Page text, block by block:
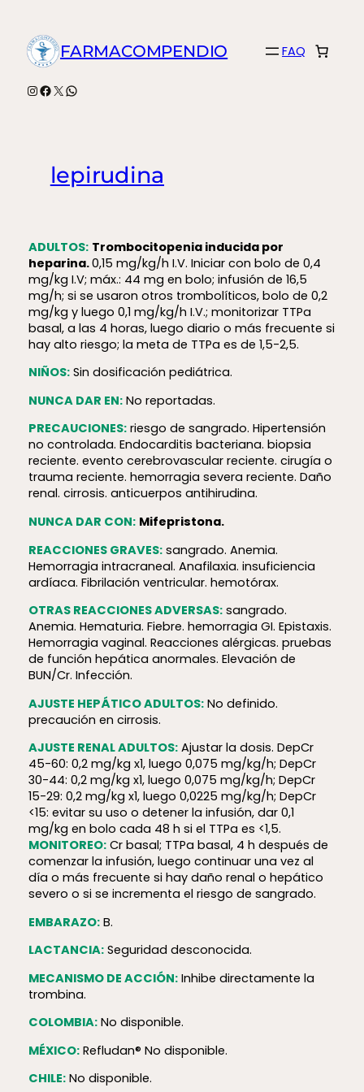
contenidoFARMACOMPENDIO FAQ
Instagram
Facebook
X WhatsApp
lepirudina
ADULTOS: Trombocitopenia inducida por
heparina.0,15 mg/kg/h I.V. Iniciar con bolo de 0,4
mg/kg I.V; máx.: 44 mg en bolo; infusión de 16,5
mg/h; si se usaron otros trombolíticos, bolo de 0,2
mg/kg y luego 0,1 mg/kg/h I.V.; monitorizar TTPa
basal, a las 4 horas, luego diario o más frecuente si
hay alto riesgo; la meta de TTPa es de 1,5-2,5.
NIÑOS:Sin dosificación pediátrica.
NUNCA DAR EN:No reportadas.
PRECAUCIONES:riesgo de sangrado. Hipertensión
no controlada. Endocarditis bacteriana. biopsia
reciente. evento cerebrovascular reciente. cirugía o
trauma reciente. hemorragia severa reciente. Daño
renal. cirrosis. anticuerpos antihirudina.
NUNCA DAR CON: Mifepristona.
REACCIONES GRAVES:sangrado. Anemia.
Hemorragia intracraneal. Anafilaxia. insuficiencia
ardíaca. Fibrilación ventricular. hemotórax.
OTRAS REACCIONES ADVERSAS:sangrado.
Anemia. Hematuria. Fiebre. hemorragia GI. Epistaxis.
Hemorragia vaginal. Reacciones alérgicas. pruebas
de función hepática anormales. Elevación de
BUN/Cr. Infección.
AJUSTE HEPÁTICO ADULTOS:No definido.
precaución en cirrosis.
AJUSTE RENAL ADULTOS:Ajustar la dosis. DepCr
45-60: 0,2 mg/kg x1, luego 0,075 mg/kg/h; DepCr
30-44: 0,2 mg/kg x1, luego 0,075 mg/kg/h; DepCr
15-29: 0,2 mg/kg x1, luego 0,0225 mg/kg/h; DepCr
<15: evitar su uso o detener la infusión, dar 0,1
mg/kg en bolo cada 48 h si el TTPa es <1,5.
MONITOREO:Cr basal; TTPa basal, 4 h después de
comenzar la infusión, luego continuar una vez al
día o más frecuente si hay daño renal o hepático
severo o si se incrementa el riesgo de sangrado.
EMBARAZO:B.
LACTANCIA:Seguridad desconocida.
MECANISMO DE ACCIÓN:Inhibe directamente la
trombina.
COLOMBIA:No disponible.
MÉXICO:Refludan® No disponible.
CHILE:No disponible.